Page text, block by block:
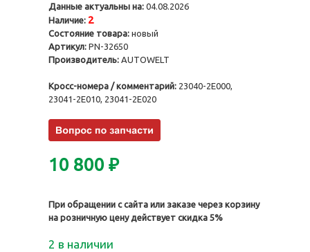
Данные актуальны на: 04.08.2026
Наличие: 2
Состояние товара: новый
Артикул: PN-32650
Производитель: AUTOWELT
Кросс-номера / комментарий: 23040-2E000,
23041-2E010, 23041-2E020
10 800 ₽
При обращении с сайта или заказе через корзину
на розничную цену действует скидка 5%
2 в наличии